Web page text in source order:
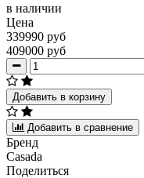
в наличии
Цена
339990 руб
409000 руб
Добавить в корзину
Добавить в сравнение
Бренд
Casada
Поделиться